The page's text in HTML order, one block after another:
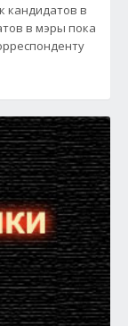
кандидатов в
в мэры пока